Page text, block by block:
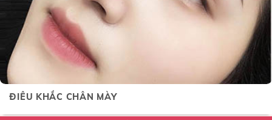
ĐIÊU KHẮC CHÂN MÀY